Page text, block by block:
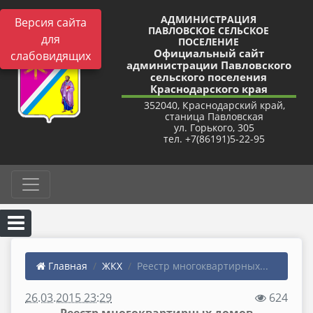
Версия сайта
для
слабовидящих
АДМИНИСТРАЦИЯ
ПАВЛОВСКОЕ СЕЛЬСКОЕ
ПОСЕЛЕНИЕ
Официальный сайт
администрации Павловского
сельского поселения
Краснодарского края
352040, Краснодарский край,
станица Павловская
ул. Горького, 305
тел. +7(86191)5-22-95
Главная ЖКХ Реестр многоквартирных...
26.03.2015 23:29
624